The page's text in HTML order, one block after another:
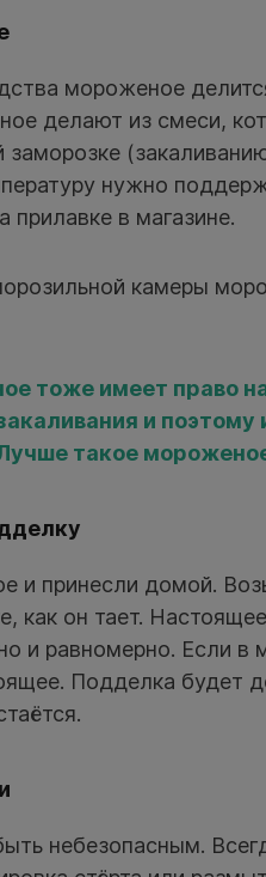
мороженое
делают из смеси,
заморозке
нужно
прилавке в магазине.
камеры
тоже имеет право
и
такое
и принесли домой.
как он тает.
и равномерно. Если
Подделка будет
небезопасным.